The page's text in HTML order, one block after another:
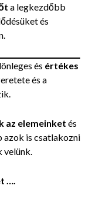
a legkezdőbb
és
és értékes
és a
az elemeinket és
azok is csatlakozni
velünk.
….